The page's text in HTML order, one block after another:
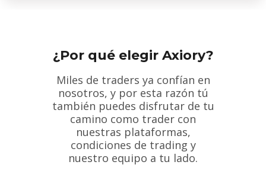
¿Por qué elegir Axiory?
Miles de traders ya confían en
nosotros, y por esta razón tú
también puedes disfrutar de tu
camino como trader con
nuestras plataformas,
condiciones de trading y
nuestro equipo a tu lado.